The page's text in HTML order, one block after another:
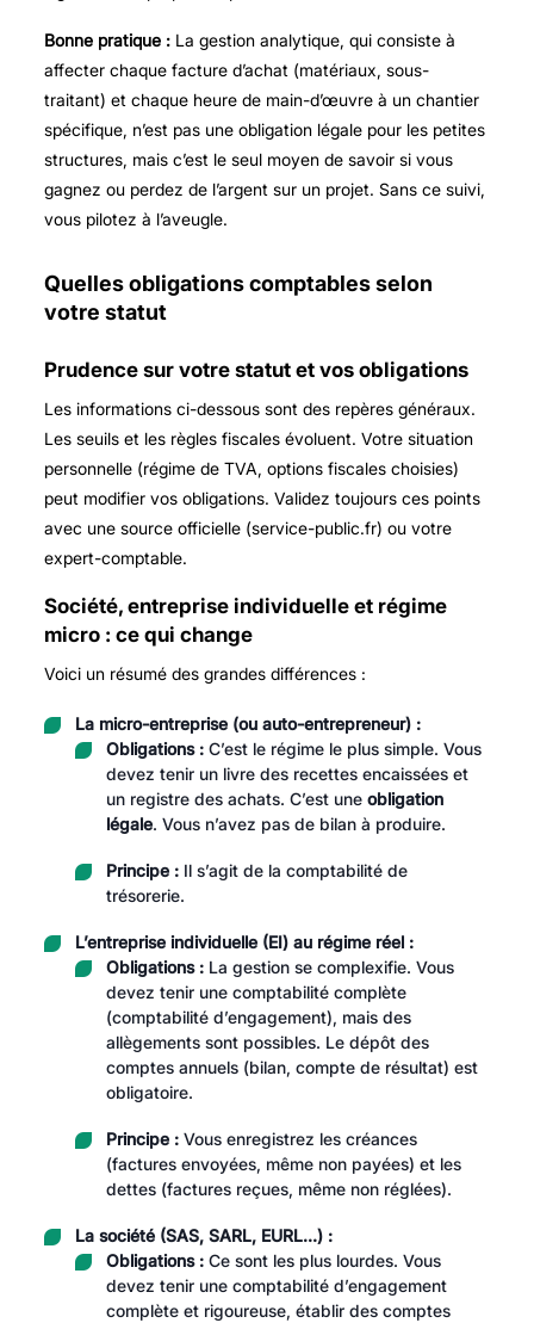
Bonne pratique :La gestion analytique, qui consiste à
affecter chaque facture d’achat (matériaux, sous-
traitant) et chaque heure de main-d’œuvre à un chantier
spécifique, n’est pas une obligation légale pour les petites
structures, mais c’est le seul moyen de savoir si vous
gagnez ou perdez de l’argent sur un projet. Sans ce suivi,
vous pilotez à l’aveugle.
Quelles obligations comptables selon
votre statut
Prudence sur votre statut et vos obligations
Les informations ci-dessous sont des repères généraux.
Les seuils et les règles fiscales évoluent. Votre situation
personnelle (régime de TVA, options fiscales choisies)
peut modifier vos obligations. Validez toujours ces points
avec une source officielle (service-public.fr) ou votre
expert-comptable.
Société, entreprise individuelle et régime
micro : ce qui change
Voici un résumé des grandes différences :
La micro-entreprise (ou auto-entrepreneur) :
Obligations :C’est le régime le plus simple. Vous
devez tenir un livre des recettes encaissées et
un registre des achats. C’est une obligation
légale. Vous n’avez pas de bilan à produire.
Principe :Il s’agit de la comptabilité de
trésorerie.
L’entreprise individuelle (EI) au régime réel :
Obligations :La gestion se complexifie. Vous
devez tenir une comptabilité complète
(comptabilité d’engagement), mais des
allègements sont possibles. Le dépôt des
comptes annuels (bilan, compte de résultat) est
obligatoire.
Principe :Vous enregistrez les créances
(factures envoyées, même non payées) et les
dettes (factures reçues, même non réglées).
La société (SAS, SARL, EURL…) :
Obligations :Ce sont les plus lourdes. Vous
devez tenir une comptabilité d’engagement
complète et rigoureuse, établir des comptes